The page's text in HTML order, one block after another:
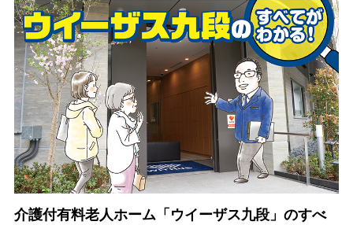
介護付有料老人ホーム「ウイーザス九段」のすべ